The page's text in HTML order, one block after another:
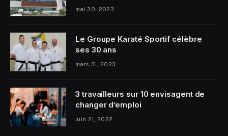
mai 30, 2023
Le Groupe Karaté Sportif célèbre
ses 30 ans
mars 31, 2023
3 travailleurs sur 10 envisagent de
changer d’emploi
juin 21, 2022